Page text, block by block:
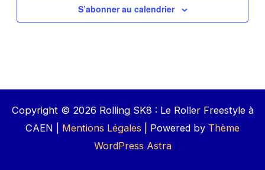
S’abonner au calendrier
Copyright © 2026 Rolling SK8 : Le Roller Freestyle à
CAEN | Mentions Légales | Powered by Thème
WordPress Astra